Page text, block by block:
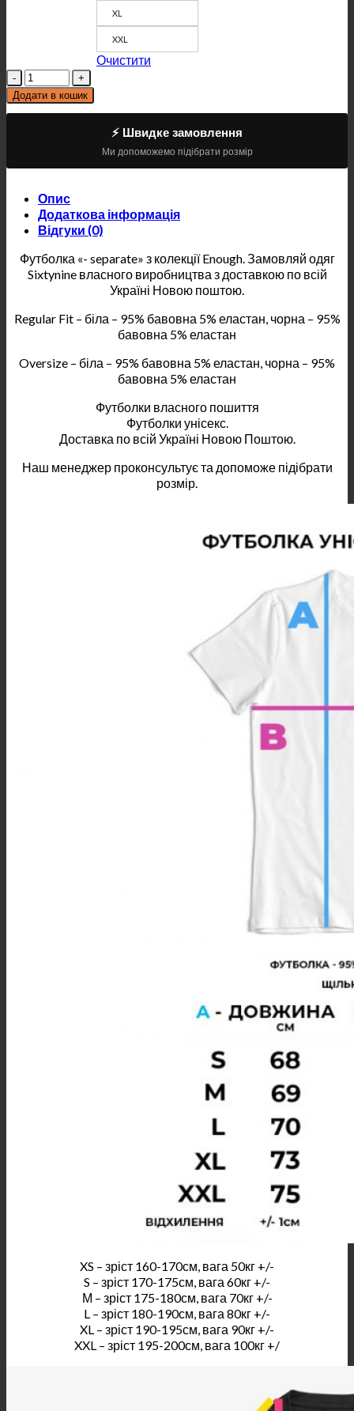
XL
XXL
Очистити
Кількість
Додати в кошик
⚡ Швидке замовлення
Ми допоможемо підібрати розмір
Опис
Додаткова інформація
Відгуки (0)
Футболка «- separate» з колекції Enough. Замовляй одяг
Sixtynine власного виробництва з доставкою по всій
Україні Новою поштою.
Regular Fit – біла – 95% бавовна 5% еластан, чорна – 95%
бавовна 5% еластан
Oversize – біла – 95% бавовна 5% еластан, чорна – 95%
бавовна 5% еластан
Футболки власного пошиття
Футболки унісекс.
Доставка по всій Україні Новою Поштою.
Наш менеджер проконсультує та допоможе підібрати
розмір.
XS – зріст 160-170см, вага 50кг +/-
S – зріст 170-175см, вага 60кг +/-
М – зріст 175-180см, вага 70кг +/-
L – зріст 180-190см, вага 80кг +/-
XL – зріст 190-195см, вага 90кг +/-
XXL – зріст 195-200см, вага 100кг +/